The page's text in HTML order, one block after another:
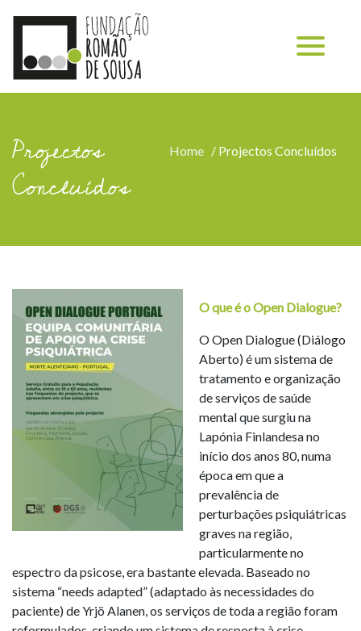
Home / Projectos Concluídos
Projectos
Concluídos
O que é o Open Dialogue?
O Open Dialogue (Diálogo
Aberto) é um sistema de
tratamento e organização
de serviços de saúde
mental que surgiu na
Lapónia Finlandesa no
início dos anos 80, numa
época em que a
prevalência de
perturbações psiquiátricas
graves na região,
particularmente no
espectro da psicose, era bastante elevada. Baseado no
sistema “needs adapted” (adaptado às necessidades do
paciente) de Yrjö Alanen, os serviços de toda a região foram